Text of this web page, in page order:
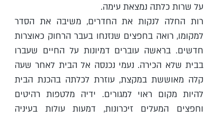
על שרות כלתה נמצאת עימה.
רות החלה לנקות את החדרים, משיבה את הסדר
למקומו, רואה בחפצים שנזנחו בעבר הרחוק כאוצרות
חדשים. בראשה עוברים דמיונות על החיים שעברו
בבית שלא הכירה. נעמי נכנסה אל הבית לאחר שעה
קלה מאוששת במקצת, עוזרת לכלתה בהכנת הבית
להיות מקום ראוי למגורים. ידיה מלטפות רהיטים
וחפצים המעלים זיכרונות, דמעות עולות בעיניה